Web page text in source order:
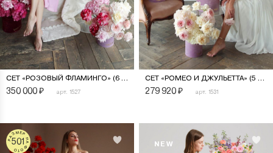
СЕТ «РОЗОВЫЙ ФЛАМИНГО» (6 КОРОБОК)
350 000₽ арт. 1527
СЕТ «РОМЕО И ДЖУЛЬЕТТА» (5 КОРОБОК)
279 920₽ арт. 1531
РАЗМЕР НА ФОТО
501 NEW